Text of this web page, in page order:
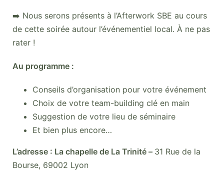
➡️ Nous serons présents à l’Afterwork SBE au cours
de cette soirée autour l’événementiel local. À ne pas
rater !
Au programme :
Conseils d’organisation pour votre événement
Choix de votre team-building clé en main
Suggestion de votre lieu de séminaire
Et bien plus encore…
L’adresse : La chapelle de La Trinité – 31 Rue de la
Bourse, 69002 Lyon